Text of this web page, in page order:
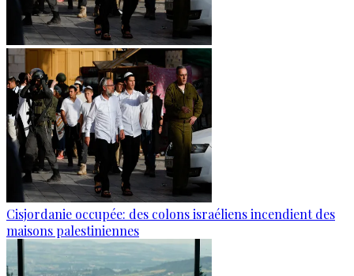
Cisjordanie occupée: des colons israéliens incendient des
maisons palestiniennes